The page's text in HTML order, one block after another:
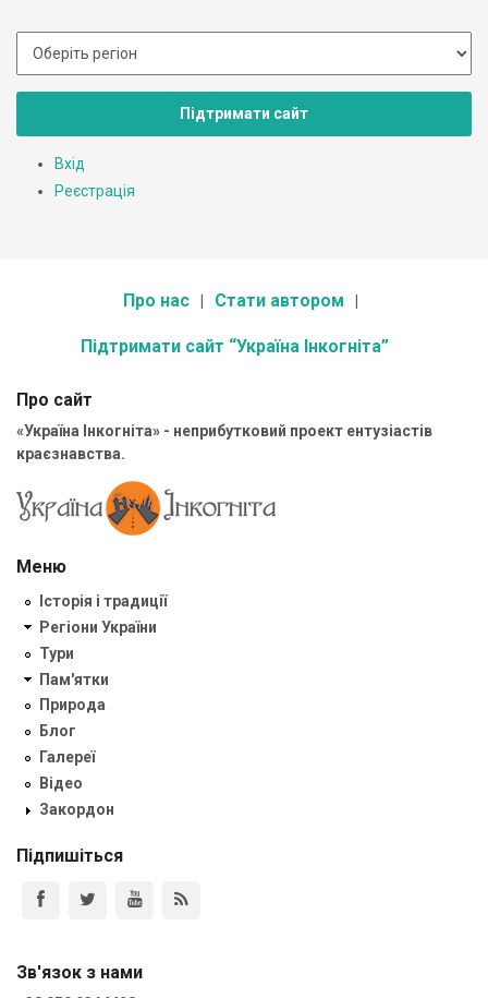
Підтримати сайт
Вхід
Реєстрація
Про нас Стати автором
Підтримати сайт “Україна Інкогніта”
Про сайт
«Україна Інкогніта» - неприбутковий проект ентузіастів
краєзнавства.
Меню
Історія і традиції
Регіони України
Тури
Пам'ятки
Природа
Блог
Галереї
Відео
Закордон
Підпишіться
Зв'язок з нами